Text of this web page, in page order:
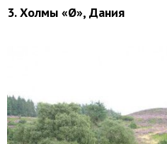
3. Холмы «Ø», Дания